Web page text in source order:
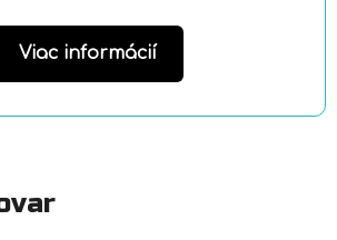
Viac informácií